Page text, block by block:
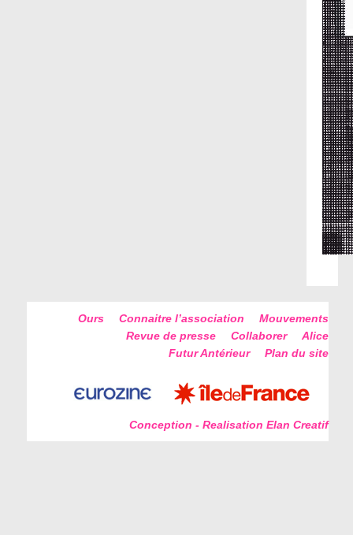
Ours Connaitre l’association
Mouvements
Revue de presse
Collaborer
Alice
Futur Antérieur
Plan du site
Conception - Realisation Elan Creatif